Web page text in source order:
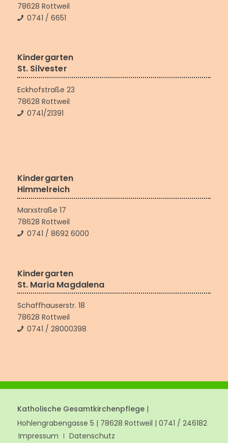
78628 Rottweil
0741 / 6651
Kindergarten
St. Silvester
Eckhofstraße 23
78628 Rottweil
0741/21391
Kindergarten
Himmelreich
Marxstraße 17
78628 Rottweil
0741 / 8692 6000
Kindergarten
St. Maria Magdalena
Schaffhauserstr. 18
78628 Rottweil
0741 / 28000398
Katholische Gesamtkirchenpflege|
Hohlengrabengasse 5 | 78628 Rottweil | 0741 / 246182
Impressum
Datenschutz